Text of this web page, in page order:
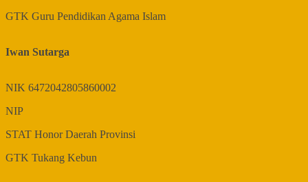
GTK Guru Pendidikan Agama Islam
Iwan Sutarga
NIK 6472042805860002
NIP
STAT Honor Daerah Provinsi
GTK Tukang Kebun